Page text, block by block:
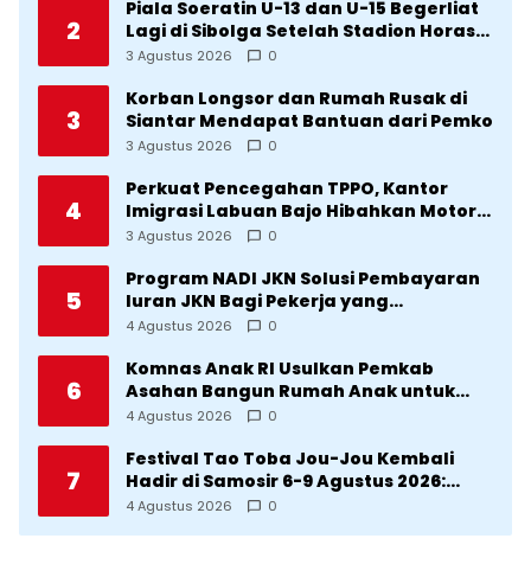
2
Piala Soeratin U-13 dan U-15 Begerliat
Lagi di Sibolga Setelah Stadion Horas
Direvitalisasi Wali Kota
3 Agustus 2026 0
3
Korban Longsor dan Rumah Rusak di
Siantar Mendapat Bantuan dari Pemko
3 Agustus 2026 0
4
Perkuat Pencegahan TPPO, Kantor
Imigrasi Labuan Bajo Hibahkan Motor
Operasional ke Lima Desa di
3 Agustus 2026 0
5
Program NADI JKN Solusi Pembayaran
Iuran JKN Bagi Pekerja yang
Penghasilannya Tidak Tetap
4 Agustus 2026 0
6
Komnas Anak RI Usulkan Pemkab
Asahan Bangun Rumah Anak untuk
Korban Kekerasan
4 Agustus 2026 0
7
Festival Tao Toba Jou-Jou Kembali
Hadir di Samosir 6-9 Agustus 2026:
Datang Saksikan Kemeriahan dan Raih
4 Agustus 2026 0